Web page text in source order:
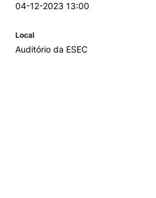
04-12-2023 13:00
Local
Auditório da ESEC